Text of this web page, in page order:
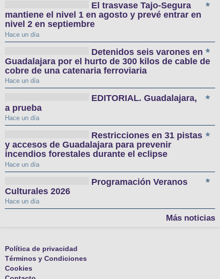
El trasvase Tajo-Segura
mantiene el nivel 1 en agosto y prevé entrar en
nivel 2 en septiembre
Hace un día
Detenidos seis varones en
Guadalajara por el hurto de 300 kilos de cable de
cobre de una catenaria ferroviaria
Hace un día
EDITORIAL. Guadalajara,
a prueba
Hace un día
Restricciones en 31 pistas
y accesos de Guadalajara para prevenir
incendios forestales durante el eclipse
Hace un día
Programación Veranos
Culturales 2026
Hace un día
Más noticias
Política de privacidad
Términos y Condiciones
Cookies